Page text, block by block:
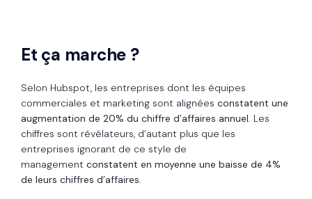
Et ça marche ?
Selon Hubspot, les entreprises dont les équipes
commerciales et marketing sont alignées constatent une
augmentation de 20% du chiffre d’affaires annuel. Les
chiffres sont révélateurs, d’autant plus que les
entreprises ignorant de ce style de
management constatent en moyenne une baisse de 4%
de leurs chiffres d’affaires.